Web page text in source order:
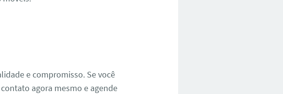
e compromisso. Se você
agora mesmo e agende